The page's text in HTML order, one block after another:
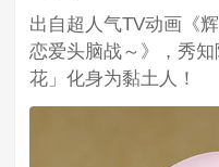
出自超人气TV动画《
恋爱头脑战～》，秀
花」化身为黏土人！